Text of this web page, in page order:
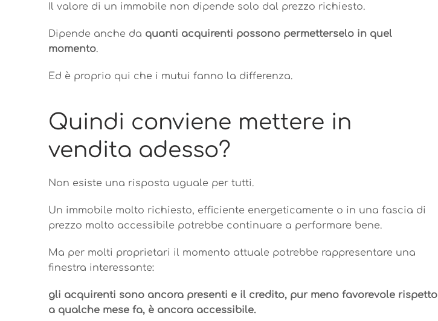
Il valore di un immobile non dipende solo dal prezzo richiesto.
Dipende anche da quanti acquirenti possono permetterselo in quel
momento.
Ed è proprio qui che i mutui fanno la differenza.
Quindi conviene mettere in
vendita adesso?
Non esiste una risposta uguale per tutti.
Un immobile molto richiesto, efficiente energeticamente o in una fascia di
prezzo molto accessibile potrebbe continuare a performare bene.
Ma per molti proprietari il momento attuale potrebbe rappresentare una
finestra interessante:
gli acquirenti sono ancora presenti e il credito, pur meno favorevole rispetto
a qualche mese fa, è ancora accessibile.